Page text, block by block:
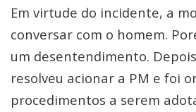
Em virtude do incidente, a
conversar com o homem.
um desentendimento.
resolveu acionar a PM e foi
procedimentos a serem